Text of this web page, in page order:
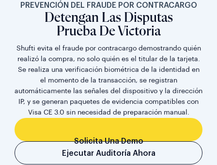
PREVENCIÓN DEL FRAUDE POR CONTRACARGO
Detengan Las Disputas
Prueba De Victoria
Shufti evita el fraude por contracargo demostrando quién
realizó la compra, no solo quién es el titular de la tarjeta.
Se realiza una verificación biométrica de la identidad en
el momento de la transacción, se registran
automáticamente las señales del dispositivo y la dirección
IP, y se generan paquetes de evidencia compatibles con
Visa CE 3.0 sin necesidad de preparación manual.
Solicita Una Demo
Ejecutar Auditoría Ahora